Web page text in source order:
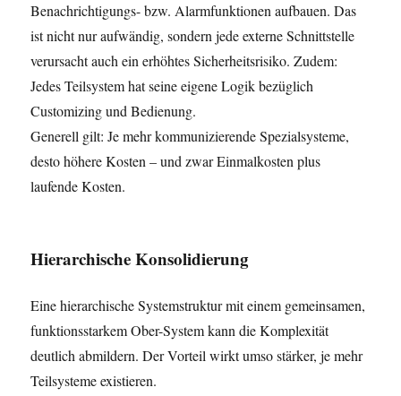
Benachrichtigungs- bzw. Alarmfunktionen aufbauen. Das
ist nicht nur aufwändig, sondern jede externe Schnittstelle
verursacht auch ein erhöhtes Sicherheitsrisiko. Zudem:
Jedes Teilsystem hat seine eigene Logik bezüglich
Customizing und Bedienung.
Generell gilt: Je mehr kommunizierende Spezialsysteme,
desto höhere Kosten – und zwar Einmalkosten plus
laufende Kosten.
Hierarchische Konsolidierung
Eine hierarchische Systemstruktur mit einem gemeinsamen,
funktionsstarkem Ober-System kann die Komplexität
deutlich abmildern. Der Vorteil wirkt umso stärker, je mehr
Teilsysteme existieren.